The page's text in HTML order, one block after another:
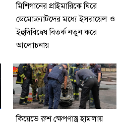
মিশিগানের প্রাইমারিকে ঘিরে
ডেমোক্র্যাটদের মধ্যে ইসরায়েল ও
ইহুদিবিদ্বেষ বিতর্ক নতুন করে
আলোচনায়
কিয়েভে রুশ ক্ষেপণাস্ত্র হামলায়